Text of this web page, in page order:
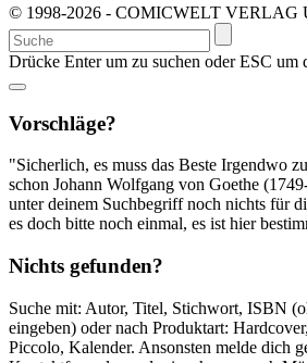
© 1998-2026 - COMICWELT VERLAG
Suchen
nach:
Drücke Enter um zu suchen oder ESC um
Vorschläge?
"Sicherlich, es muss das Beste Irgendwo
schon Johann Wolfgang von Goethe
unter deinem Suchbegriff noch nichts für
es doch bitte noch einmal, es ist hier
Nichts gefunden?
Suche mit: Autor, Titel, Stichwort, ISBN
eingeben) oder nach Produktart:
Piccolo, Kalender. Ansonsten melde dich